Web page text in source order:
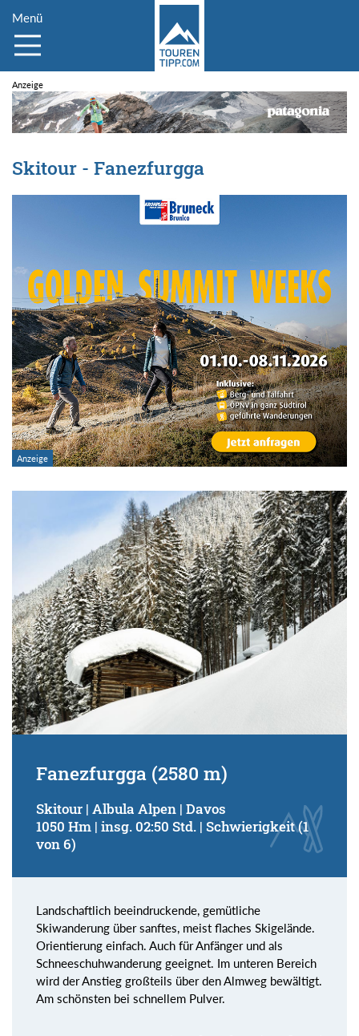
Menü
Skitour - Fanezfurgga
Fanezfurgga (2580 m)
Skitour | Albula Alpen | Davos
1050 Hm | insg. 02:50 Std. | Schwierigkeit (1
von 6)
Landschaftlich beeindruckende, gemütliche
Skiwanderung über sanftes, meist flaches Skigelände.
Orientierung einfach. Auch für Anfänger und als
Schneeschuhwanderung geeignet. Im unteren Bereich
wird der Anstieg großteils über den Almweg bewältigt.
Am schönsten bei schnellem Pulver.